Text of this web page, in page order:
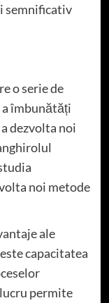
semnificativ
o serie de
îmbunătăți
dezvolta noi
noi metode
ale
capacitatea
permite